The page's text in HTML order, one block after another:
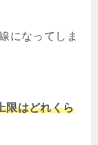
になってしま
限はどれくら